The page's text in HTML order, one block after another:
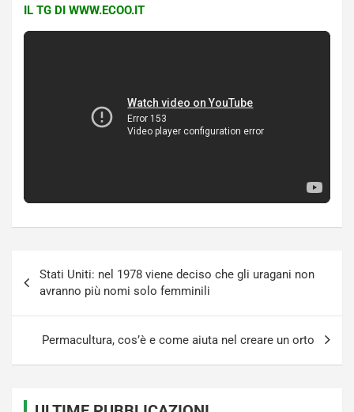
IL TG DI WWW.ECOO.IT
articoli
Stati Uniti: nel 1978 viene deciso che gli uragani non
avranno più nomi solo femminili
Permacultura, cos’è e come aiuta nel creare un orto